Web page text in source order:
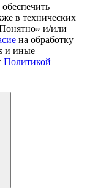
в технических
и/или
на обработку
и иные
Политикой